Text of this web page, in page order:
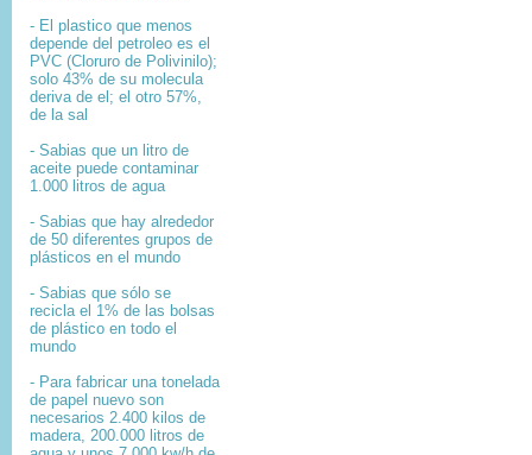
- El plastico que menos
depende del petroleo es el
PVC (Cloruro de Polivinilo);
solo 43% de su molecula
deriva de el; el otro 57%,
de la sal
- Sabias que un litro de
aceite puede contaminar
1.000 litros de agua
- Sabias que hay alrededor
de 50 diferentes grupos de
plásticos en el mundo
- Sabias que sólo se
recicla el 1% de las bolsas
de plástico en todo el
mundo
- Para fabricar una tonelada
de papel nuevo son
necesarios 2.400 kilos de
madera, 200.000 litros de